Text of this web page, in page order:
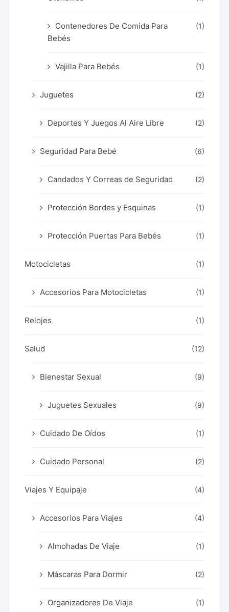
Contenedores De Comida Para
Bebés
(1)
Vajilla Para Bebés (1)
Juguetes (2)
Deportes Y Juegos Al Aire Libre (2)
Seguridad Para Bebé (6)
Candados Y Correas de Seguridad (2)
Protección Bordes y Esquinas (1)
Protección Puertas Para Bebés (1)
Motocicletas (1)
Accesorios Para Motocicletas (1)
Relojes (1)
Salud (12)
Bienestar Sexual (9)
Juguetes Sexuales (9)
Cuidado De Oídos (1)
Cuidado Personal (2)
Viajes Y Equipaje (4)
Accesorios Para Viajes (4)
Almohadas De Viaje (1)
Máscaras Para Dormir (2)
Organizadores De Viaje (1)